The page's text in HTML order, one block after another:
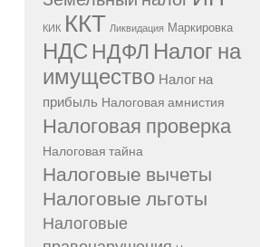
КИК ККТ Ликвидация Маркировка
НДС НДФЛ Налог на
имущество Налог на
прибыль Налоговая амнистия
Налоговая проверка
Налоговая тайна
Налоговые вычеты
Налоговые льготы
Налоговые